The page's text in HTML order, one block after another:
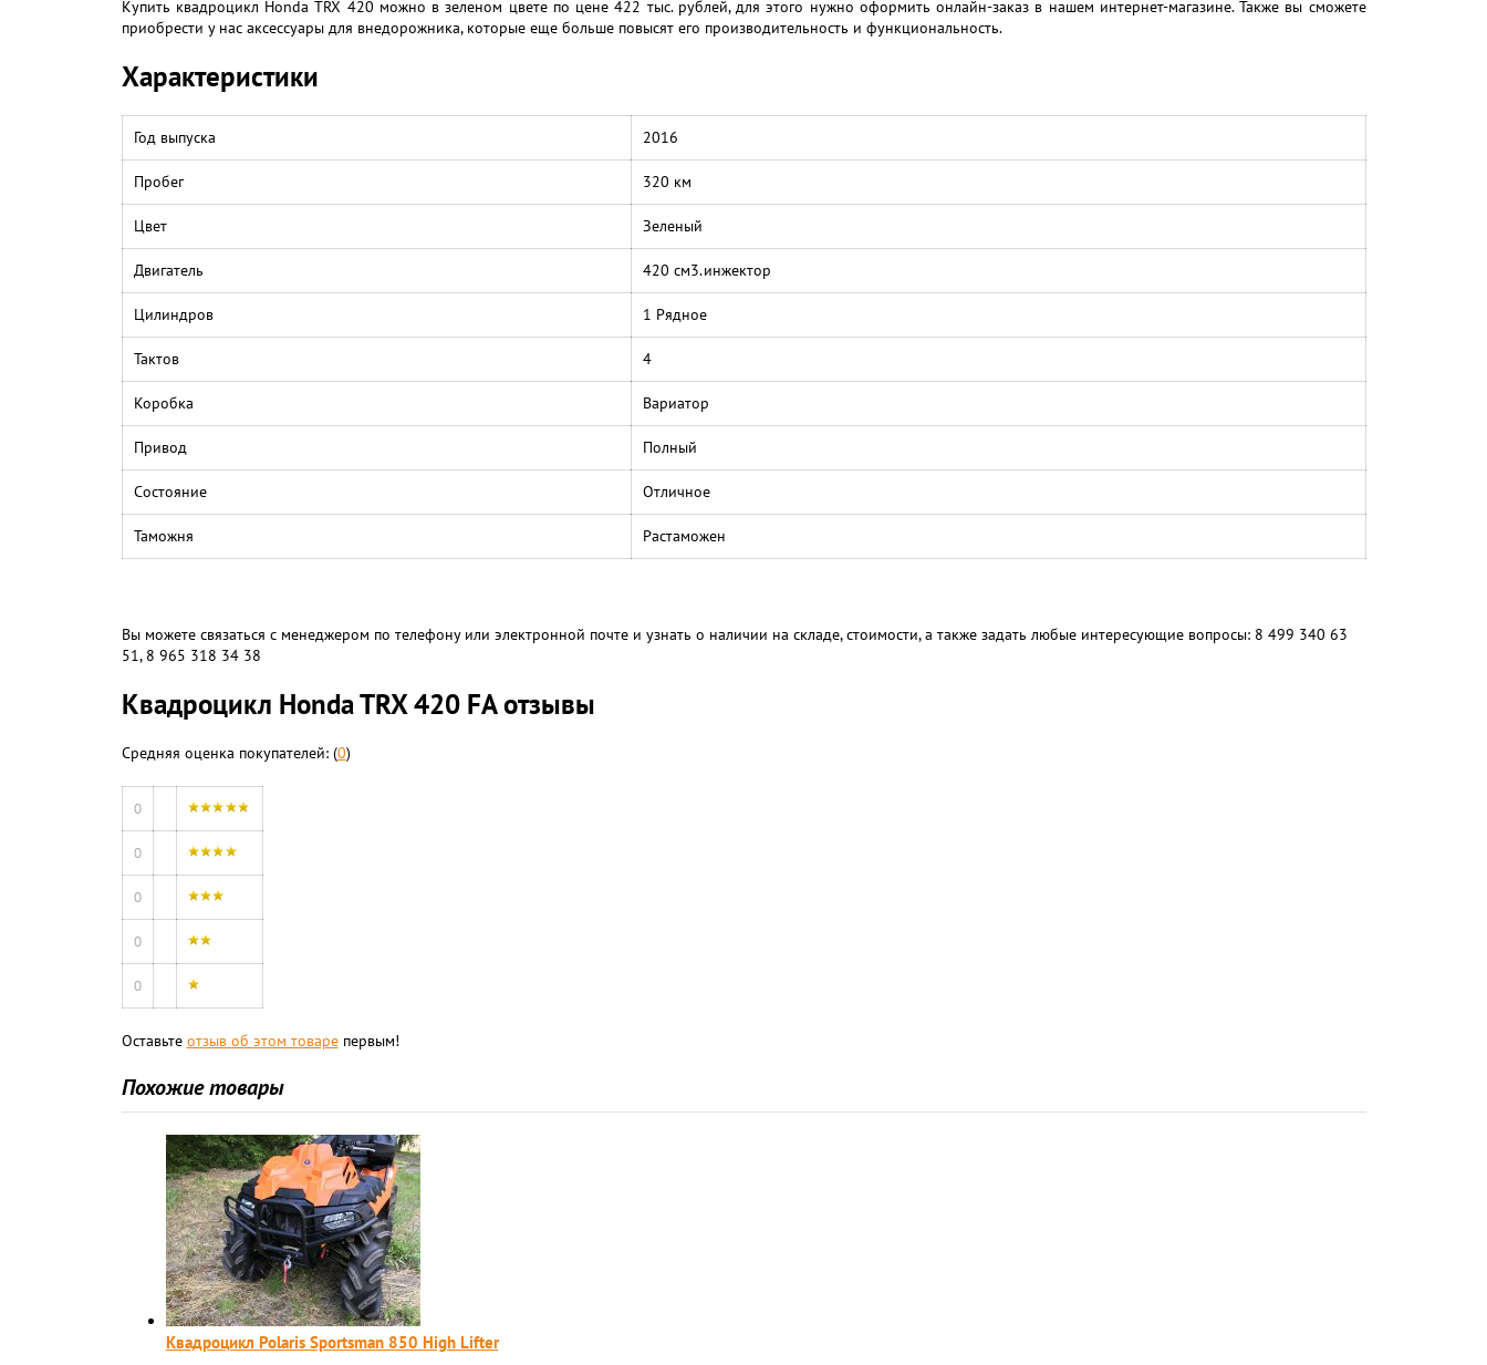
Купить квадроцикл Honda TRX 420 можно в зеленом цвете по цене 422 тыс. рублей, для этого нужно оформить онлайн-заказ в нашем интернет-магазине. Также вы сможете
приобрести у нас аксессуары для внедорожника, которые еще больше повысят его производительность и функциональность.
Характеристики
Год выпуска 2016
Пробег 320 км
Цвет Зеленый
Двигатель 420 см3.инжектор
Цилиндров 1 Рядное
Тактов 4
Коробка Вариатор
Привод Полный
Состояние Отличное
Таможня Растаможен
Вы можете связаться с менеджером по телефону или электронной почте и узнать о наличии на складе, стоимости, а также задать любые интересующие вопросы: 8 499 340 63
51, 8 965 318 34 38
Квадроцикл Honda TRX 420 FA отзывы
Средняя оценка покупателей: (0)
0
0
0
0
0
Оставьте отзыв об этом товарепервым!
Похожие товары
Квадроцикл Polaris Sportsman 850 High Lifter